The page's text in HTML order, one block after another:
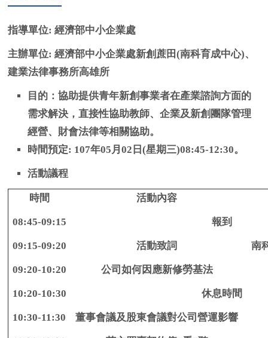
指導單位: 經濟部中小企業處
主辦單位: 經濟部中小企業處新創蔗田(南科育成中心)、
建業法律事務所高雄所
目的：協助提供青年新創事業者在產業諮詢方面的
需求解決，直接性協助教師、企業及新創團隊管理
經營、財會法律等相關協助。
時間預定: 107年05月02日(星期三)08:45-12:30。
活動議程
時間 活動內容
08:45-09:15 報到
09:15-09:20 活動致詞 南
09:20-10:20 公司如何因應新修勞基法
10:20-10:30 休息時間
10:30-11:30 董事會議及股東會議對公司營運影響